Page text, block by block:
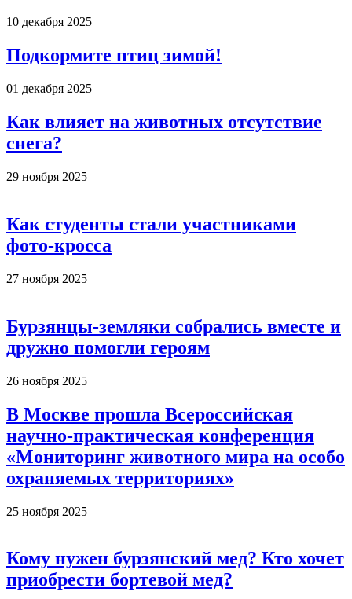
10 декабря 2025
Подкормите птиц зимой!
01 декабря 2025
Как влияет на животных отсутствие
снега?
29 ноября 2025
Как студенты стали участниками
фото-кросса
27 ноября 2025
Бурзянцы-земляки собрались вместе и
дружно помогли героям
26 ноября 2025
В Москве прошла Всероссийская
научно-практическая конференция
«Мониторинг животного мира на особо
охраняемых территориях»
25 ноября 2025
Кому нужен бурзянский мед? Кто хочет
приобрести бортевой мед?